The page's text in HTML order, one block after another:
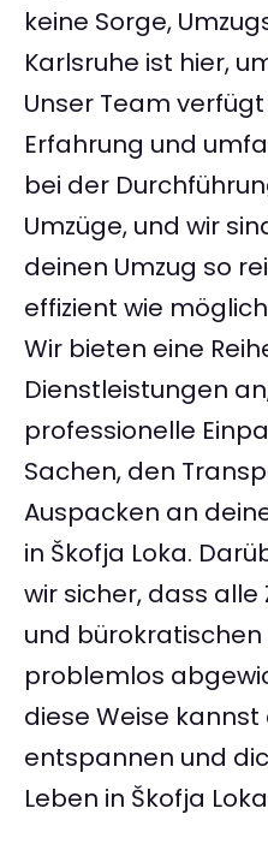
keine Sorge,
Karlsruhe ist hier,
Unser Team
Erfahrung und
bei der
Umzüge, und wir
deinen Umzug so
effizient wie
Wir bieten eine
Dienstleistungen
professionelle
Sachen, den
Auspacken an
in Škofja Loka.
wir sicher, dass
und bürokratischen
problemlos
diese Weise kannst
entspannen und
Leben in Škofja